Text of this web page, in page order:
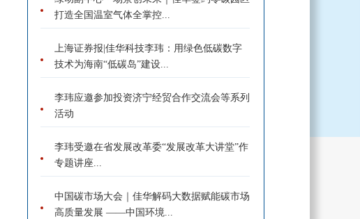
打造全国温室气体全掌控...
上海证券报|佳华科技李玮：用绿色低碳数字
技术为海南“低碳岛”建设...
李玮应邀参加投资济宁经贸合作交流会等系列
活动
李玮受邀在省发展改革委“发展改革大讲堂”作
专题讲座...
中国碳市场大会｜佳华解码大数据赋能碳市场
高质量发展 ——中国环境...